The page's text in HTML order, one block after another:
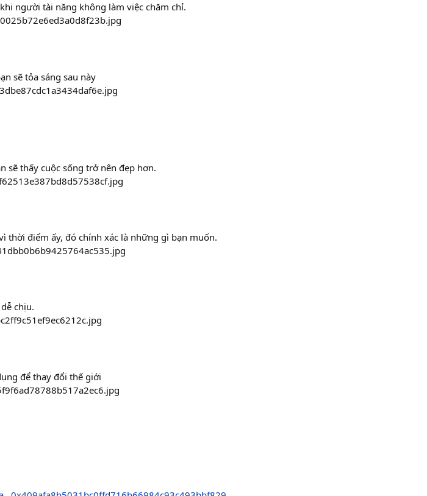
người tài năng không làm việc chăm chỉ.
sẽ tỏa sáng sau này
sẽ thấy cuộc sống trở nên đẹp hơn.
thời điểm ấy, đó chính xác là những gì bạn muốn.
chịu.
để thay đổi thế giới